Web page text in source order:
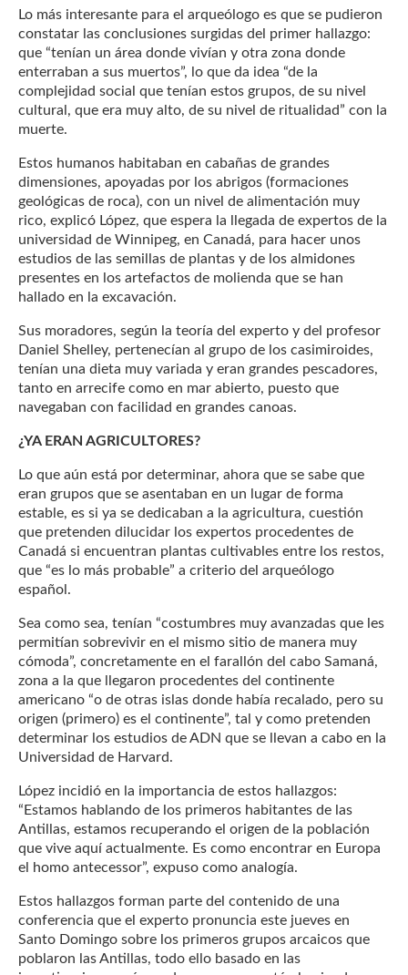
Lo más interesante para el arqueólogo es que se pudieron
constatar las conclusiones surgidas del primer hallazgo:
que “tenían un área donde vivían y otra zona donde
enterraban a sus muertos”, lo que da idea “de la
complejidad social que tenían estos grupos, de su nivel
cultural, que era muy alto, de su nivel de ritualidad” con la
muerte.
Estos humanos habitaban en cabañas de grandes
dimensiones, apoyadas por los abrigos (formaciones
geológicas de roca), con un nivel de alimentación muy
rico, explicó López, que espera la llegada de expertos de la
universidad de Winnipeg, en Canadá, para hacer unos
estudios de las semillas de plantas y de los almidones
presentes en los artefactos de molienda que se han
hallado en la excavación.
Sus moradores, según la teoría del experto y del profesor
Daniel Shelley, pertenecían al grupo de los casimiroides,
tenían una dieta muy variada y eran grandes pescadores,
tanto en arrecife como en mar abierto, puesto que
navegaban con facilidad en grandes canoas.
¿YA ERAN AGRICULTORES?
Lo que aún está por determinar, ahora que se sabe que
eran grupos que se asentaban en un lugar de forma
estable, es si ya se dedicaban a la agricultura, cuestión
que pretenden dilucidar los expertos procedentes de
Canadá si encuentran plantas cultivables entre los restos,
que “es lo más probable” a criterio del arqueólogo
español.
Sea como sea, tenían “costumbres muy avanzadas que les
permitían sobrevivir en el mismo sitio de manera muy
cómoda”, concretamente en el farallón del cabo Samaná,
zona a la que llegaron procedentes del continente
americano “o de otras islas donde había recalado, pero su
origen (primero) es el continente”, tal y como pretenden
determinar los estudios de ADN que se llevan a cabo en la
Universidad de Harvard.
López incidió en la importancia de estos hallazgos:
“Estamos hablando de los primeros habitantes de las
Antillas, estamos recuperando el origen de la población
que vive aquí actualmente. Es como encontrar en Europa
el homo antecessor”, expuso como analogía.
Estos hallazgos forman parte del contenido de una
conferencia que el experto pronuncia este jueves en
Santo Domingo sobre los primeros grupos arcaicos que
poblaron las Antillas, todo ello basado en las